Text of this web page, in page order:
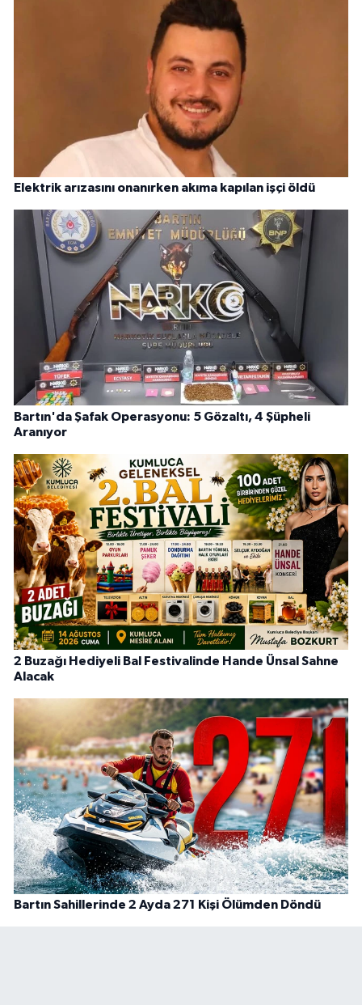
Elektrik arızasını onanırken akıma kapılan işçi öldü
Bartın'da Şafak Operasyonu: 5 Gözaltı, 4 Şüpheli
Aranıyor
2 Buzağı Hediyeli Bal Festivalinde Hande Ünsal Sahne
Alacak
Bartın Sahillerinde 2 Ayda 271 Kişi Ölümden Döndü